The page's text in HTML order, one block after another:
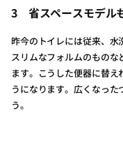
3 省スペースモデル
昨今のトイレには従来、水
スリムなフォルムのもの
ます。こうした便器に替
うになります。広くなっ
う。